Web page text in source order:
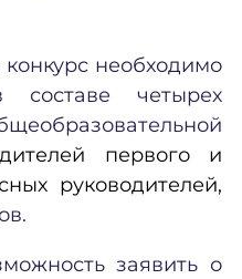
необходимо
составе четырех
первого и
руководителей,
заявить о